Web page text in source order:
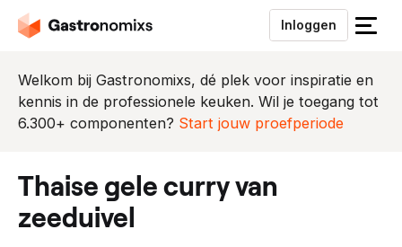
Inloggen
S
u
i
Welkom bij Gastronomixs, dé plek voor inspiratie en
kennis in de professionele keuken. Wil je toegang tot
6.300+ componenten? Start jouw proefperiode
thaise gele curry van
zeeduivel